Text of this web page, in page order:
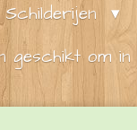
Schilderijen
geschikt om in